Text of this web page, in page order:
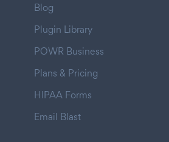
Blog
Plugin Library
POWR Business
Plans & Pricing
HIPAA Forms
Email Blast